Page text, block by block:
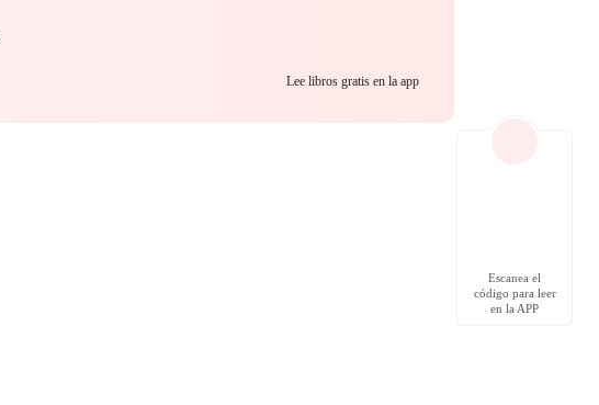
Lee libros gratis en la app
Escanea el
código para leer
en la APP